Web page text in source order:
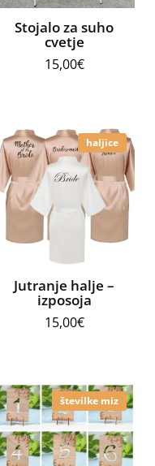
Stojalo za suho
cvetje
15,00€
haljice
Jutranje halje –
izposoja
15,00€
številke miz